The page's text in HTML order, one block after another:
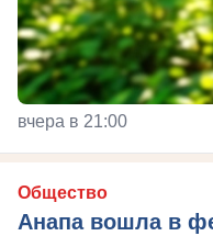
вчера в 21:00
Общество
Анапа вошла в